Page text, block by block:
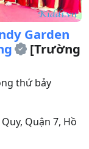
Garden
[Trường
thứ bảy
, Quận 7, Hồ